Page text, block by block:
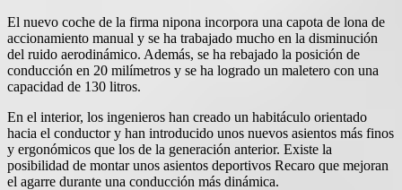
El nuevo coche de la firma nipona incorpora una capota de lona de
accionamiento manual y se ha trabajado mucho en la disminución
del ruido aerodinámico. Además, se ha rebajado la posición de
conducción en 20 milímetros y se ha logrado un maletero con una
capacidad de 130 litros.
En el interior, los ingenieros han creado un habitáculo orientado
hacia el conductor y han introducido unos nuevos asientos más finos
y ergonómicos que los de la generación anterior. Existe la
posibilidad de montar unos asientos deportivos Recaro que mejoran
el agarre durante una conducción más dinámica.